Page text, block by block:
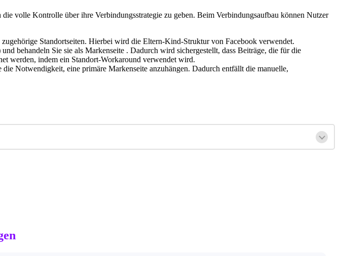
volle Kontrolle über ihre Verbindungsstrategie zu geben. Beim Verbindungsaufbau können Nutzer
Standortseiten. Hierbei wird die Eltern-Kind-Struktur von Facebook verwendet.
behandeln Sie sie als Markenseite . Dadurch wird sichergestellt, dass Beiträge, die für die
werden, indem ein Standort-Workaround verwendet wird.
Notwendigkeit, eine primäre Markenseite anzuhängen. Dadurch entfällt die manuelle,